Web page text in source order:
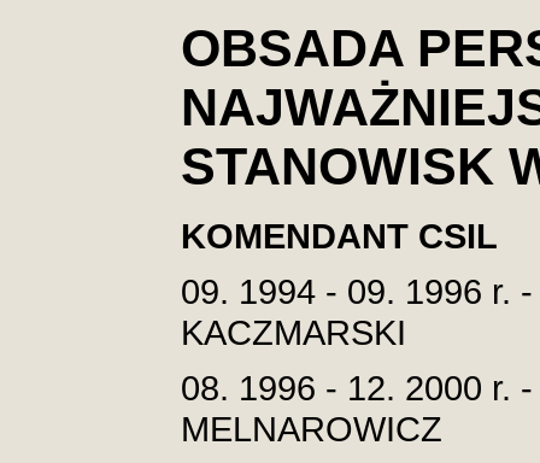
OBSADA
STANOWISK
KOMENDANT CSIL
09. 1994 - 09. 1996 r. -
KACZMARSKI
08. 1996 - 12. 2000 r. -
MELNAROWICZ